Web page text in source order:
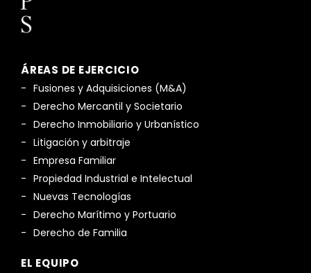
ÁREAS DE EJERCICIO
Fusiones y Adquisiciones (M&A)
Derecho Mercantil y Societario
Derecho Inmobiliario y Urbanístico
Litigación y arbitraje
Empresa Familiar
Propiedad Industrial e Intelectual
Nuevas Tecnologías
Derecho Marítimo y Portuario
Derecho de Familia
EL EQUIPO